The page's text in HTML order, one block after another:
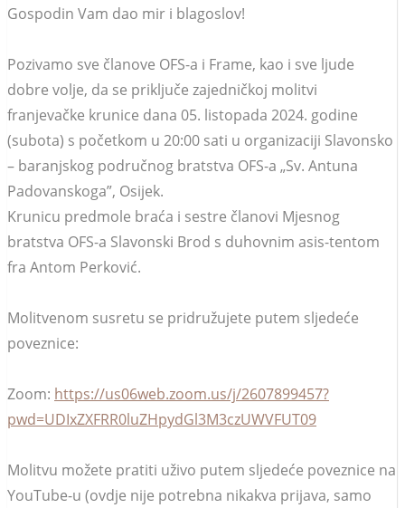
Gospodin Vam dao mir i blagoslov!
Pozivamo sve članove OFS-a i Frame, kao i sve ljude
dobre volje, da se priključe zajedničkoj molitvi
franjevačke krunice dana 05. listopada 2024. godine
(subota) s početkom u 20:00 sati u organizaciji Slavonsko
– baranjskog područnog bratstva OFS-a „Sv. Antuna
Padovanskoga”, Osijek.
Krunicu predmole braća i sestre članovi Mjesnog
bratstva OFS-a Slavonski Brod s duhovnim asis-tentom
fra Antom Perković.
Molitvenom susretu se pridružujete putem sljedeće
poveznice:
Zoom: https://us06web.zoom.us/j/2607899457?
pwd=UDIxZXFRR0luZHpydGl3M3czUWVFUT09
Molitvu možete pratiti uživo putem sljedeće poveznice na
YouTube-u (ovdje nije potrebna nikakva prijava, samo